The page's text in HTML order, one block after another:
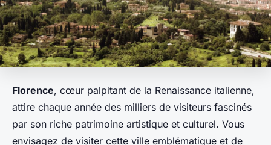
Florence, cœur palpitant de la Renaissance italienne,
attire chaque année des milliers de visiteurs fascinés
par son riche patrimoine artistique et culturel. Vous
envisagez de visiter cette ville emblématique et de